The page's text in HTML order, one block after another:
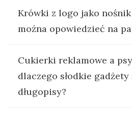
Krówki z logo jako
można opowiedzieć na
Cukierki reklamowe a
dlaczego słodkie
długopisy?